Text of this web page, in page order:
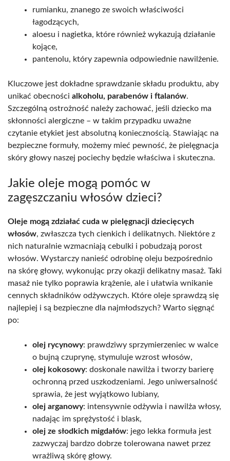
rumianku, znanego ze swoich właściwości
łagodzących,
aloesu i nagietka, które również wykazują działanie
kojące,
pantenolu, który zapewnia odpowiednie nawilżenie.
Kluczowe jest dokładne sprawdzanie składu produktu, aby
unikać obecności alkoholu, parabenów i ftalanów.
Szczególną ostrożność należy zachować, jeśli dziecko ma
skłonności alergiczne – w takim przypadku uważne
czytanie etykiet jest absolutną koniecznością. Stawiając na
bezpieczne formuły, możemy mieć pewność, że pielęgnacja
skóry głowy naszej pociechy będzie właściwa i skuteczna.
Jakie oleje mogą pomóc w
zagęszczaniu włosów dzieci?
Oleje mogą zdziałać cuda w pielęgnacji dziecięcych
włosów, zwłaszcza tych cienkich i delikatnych. Niektóre z
nich naturalnie wzmacniają cebulki i pobudzają porost
włosów. Wystarczy nanieść odrobinę oleju bezpośrednio
na skórę głowy, wykonując przy okazji delikatny masaż. Taki
masaż nie tylko poprawia krążenie, ale i ułatwia wnikanie
cennych składników odżywczych. Które oleje sprawdzą się
najlepiej i są bezpieczne dla najmłodszych? Warto sięgnąć
po:
olej rycynowy: prawdziwy sprzymierzeniec w walce
o bujną czuprynę, stymuluje wzrost włosów,
olej kokosowy: doskonale nawilża i tworzy barierę
ochronną przed uszkodzeniami. Jego uniwersalność
sprawia, że jest wyjątkowo lubiany,
olej arganowy: intensywnie odżywia i nawilża włosy,
nadając im sprężystość i blask,
olej ze słodkich migdałów: jego lekka formuła jest
zazwyczaj bardzo dobrze tolerowana nawet przez
wrażliwą skórę głowy.